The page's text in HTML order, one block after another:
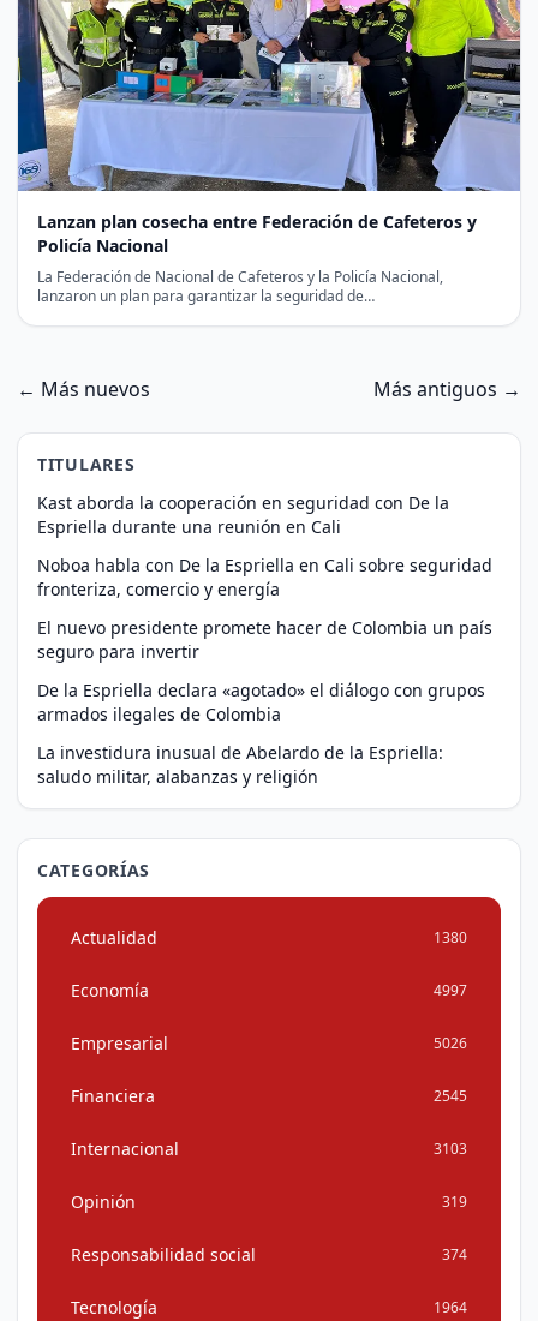
Lanzan plan cosecha entre Federación de Cafeteros y
Policía Nacional
La Federación de Nacional de Cafeteros y la Policía Nacional,
lanzaron un plan para garantizar la seguridad de…
← Más nuevos Más antiguos →
TITULARES
Kast aborda la cooperación en seguridad con De la
Espriella durante una reunión en Cali
Noboa habla con De la Espriella en Cali sobre seguridad
fronteriza, comercio y energía
El nuevo presidente promete hacer de Colombia un país
seguro para invertir
De la Espriella declara «agotado» el diálogo con grupos
armados ilegales de Colombia
La investidura inusual de Abelardo de la Espriella:
saludo militar, alabanzas y religión
CATEGORÍAS
Actualidad 1380
Economía 4997
Empresarial 5026
Financiera 2545
Internacional 3103
Opinión 319
Responsabilidad social 374
Tecnología 1964